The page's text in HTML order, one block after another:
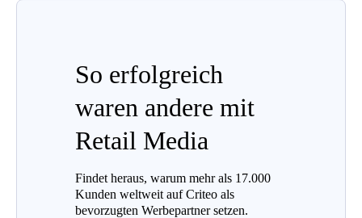
So erfolgreich
waren andere mit
Retail Media
Findet heraus, warum mehr als 17.000
Kunden weltweit auf Criteo als
bevorzugten Werbepartner setzen.